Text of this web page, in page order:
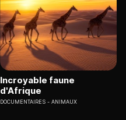
Incroyable faune
d'Afrique
DOCUMENTAIRES ANIMAUX